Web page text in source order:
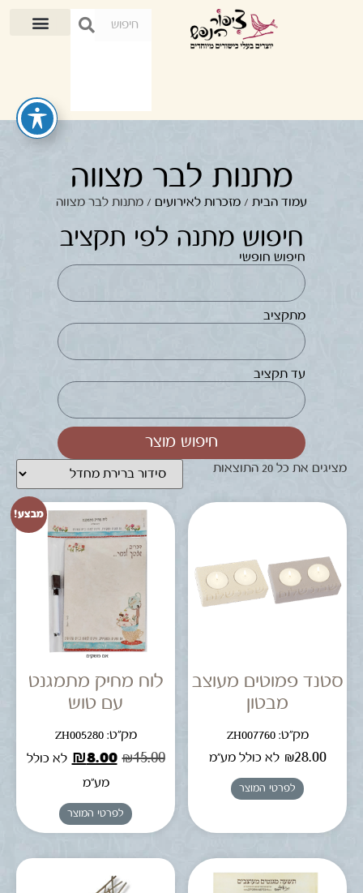
מתנות לבר מצווה
עמוד הבית / מזכרות לאירועים / מתנות לבר מצווה
חיפוש מתנה לפי תקציב
חיפוש חופשי
מתקציב
עד תקציב
חיפוש מוצר
מציגים את כל ⁦20⁩ התוצאות
סטנד פמוטים מעוצב
מבטון
מק"ט: ZH007760
₪28.00 לא כולל מע"מ
לפרטי המוצר
מבצע!
לוח מחיק מתמגנט
עם טוש
מק"ט: ZH005280
₪15.00
₪8.00
לא כולל
מע"מ
לפרטי המוצר